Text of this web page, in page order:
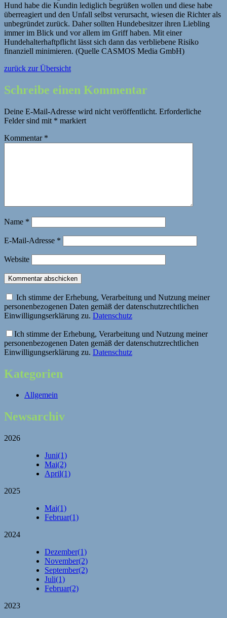
Hund habe die Kundin lediglich begrüßen wollen und diese habe
überreagiert und den Unfall selbst verursacht, wiesen die Richter als
unbegründet zurück. Daher sollten Hundebesitzer ihren Liebling
immer im Blick und vor allem im Griff haben. Mit einer
Hundehalterhaftpflicht lässt sich dann das verbliebene Risiko
finanziell minimieren. (Quelle CASMOS Media GmbH)
zurück zur Übersicht
Schreibe einen Kommentar
Deine E-Mail-Adresse wird nicht veröffentlicht. Erforderliche
Felder sind mit * markiert
Kommentar *
Name *
E-Mail-Adresse *
Website
Kommentar abschicken
Ich stimme der Erhebung, Verarbeitung und Nutzung meiner
personenbezogenen Daten gemäß der datenschutzrechtlichen
Einwilligungserklärung zu. Datenschutz
Ich stimme der Erhebung, Verarbeitung und Nutzung meiner
personenbezogenen Daten gemäß der datenschutzrechtlichen
Einwilligungserklärung zu. Datenschutz
Kategorien
Allgemein
Newsarchiv
2026
Juni(1)
Mai(2)
April(1)
2025
Mai(1)
Februar(1)
2024
Dezember(1)
November(2)
September(2)
Juli(1)
Februar(2)
2023